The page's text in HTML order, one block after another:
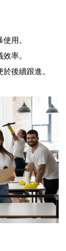
用。
率。
後續跟進。